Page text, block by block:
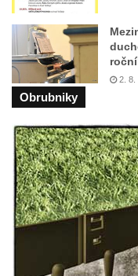
nádraží v Dubé
Hřbitovní kaple ve
Kaple svaté
Kostel svatého
Kostel svatého
Kaple svatého
Kaple svatého
Kaple západně od
Kaple Panny
2. 8.
Obrubniky